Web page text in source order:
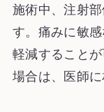
施術中、注射
す。痛みに敏
軽減すること
場合は、医師に